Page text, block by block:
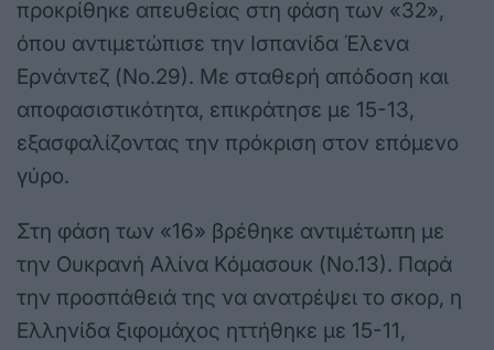
προκρίθηκε απευθείας στη φάση των «32»,
όπου αντιμετώπισε την Ισπανίδα Έλενα
Ερνάντεζ (Νο.29). Με σταθερή απόδοση και
αποφασιστικότητα, επικράτησε με 15-13,
εξασφαλίζοντας την πρόκριση στον επόμενο
γύρο.
Στη φάση των «16» βρέθηκε αντιμέτωπη με
την Ουκρανή Αλίνα Κόμασουκ (Νο.13). Παρά
την προσπάθειά της να ανατρέψει το σκορ, η
Ελληνίδα ξιφομάχος ηττήθηκε με 15-11,